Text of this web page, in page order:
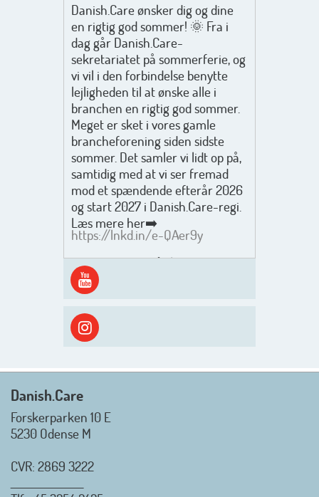
Danish.Care ønsker dig og dine
en rigtig god sommer! 🌞 Fra i
dag går Danish.Care-
sekretariatet på sommerferie, og
vi vil i den forbindelse benytte
lejligheden til at ønske alle i
branchen en rigtig god sommer.
Meget er sket i vores gamle
brancheforening siden sidste
sommer. Det samler vi lidt op på,
samtidig med at vi ser fremad
mod et spændende efterår 2026
og start 2027 i Danish.Care-regi.
Læs mere her➡️
https://lnkd.in/e-QAer9y
Men inden det går løs med en
spændende og aktivt
efterårsæson, så går turen først
ud i solen, ned til vandet og ind i
skyggen igen. Danish.Care holder
sommerlukket i uge 29 + 30.
Mvh. Anders, Helle og Malthe
Danish.Care
Forskerparken 10 E
5230 Odense M
CVR: 2869 3222